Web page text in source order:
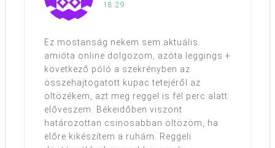
18:29
Ez mostanság nekem sem aktuális.
amióta online dolgozom, azóta leggings +
következő póló a szekrényben az
összehajtogatott kupac tetejéről az
öltözékem, azt meg reggel is fél perc alatt
előveszem. Békeidőben viszont
határozottan csinosabban öltözöm, ha
előre kikészítem a ruhám. Reggeli